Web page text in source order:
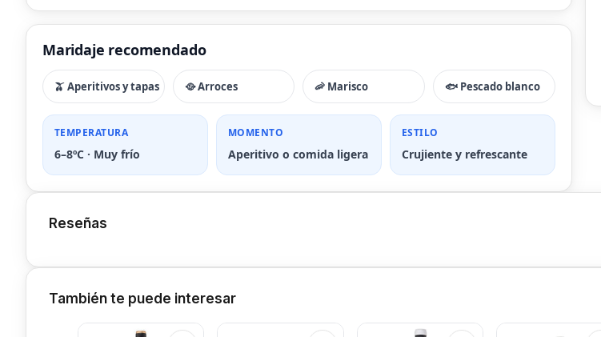
Maridaje recomendado
🫒 Aperitivos y tapas 🥘 Arroces 🦐 Marisco 🐟 Pescado blanco
TEMPERATURA
6–8ºC · Muy frío
MOMENTO
Aperitivo o comida ligera
ESTILO
Crujiente y refrescante
Reseñas
También te puede interesar